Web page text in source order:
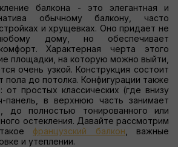
балкона - это элегантная и
обычному балкону, часто
и хрущевках. Оно придает не
дому, но обеспечивает
Характерная черта этого
площадки, на которую можно выйти,
очень узкой. Конструкция состоит
пола до потолка. Конфигурации также
от простых классических (где внизу
панель, в верхнюю часть занимает
до полностью тонированного или
остекления. Давайте рассмотрим
французский балкон , важные
и утеплении.